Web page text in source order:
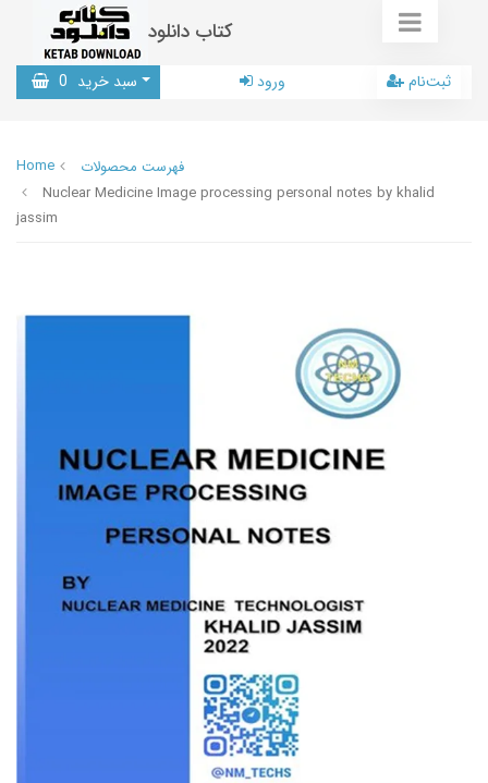
کتاب دانلود
سبد خرید 0 ورود ثبت‌نام
Home
فهرست محصولات
Nuclear Medicine Image processing personal notes by khalid
jassim